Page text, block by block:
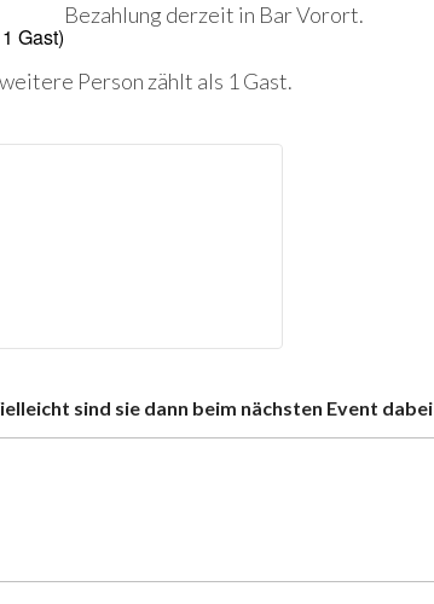
Gast)
Bezahlung derzeit in Bar Vorort.
Person zählt als 1 Gast.
sind sie dann beim nächsten Event dabei